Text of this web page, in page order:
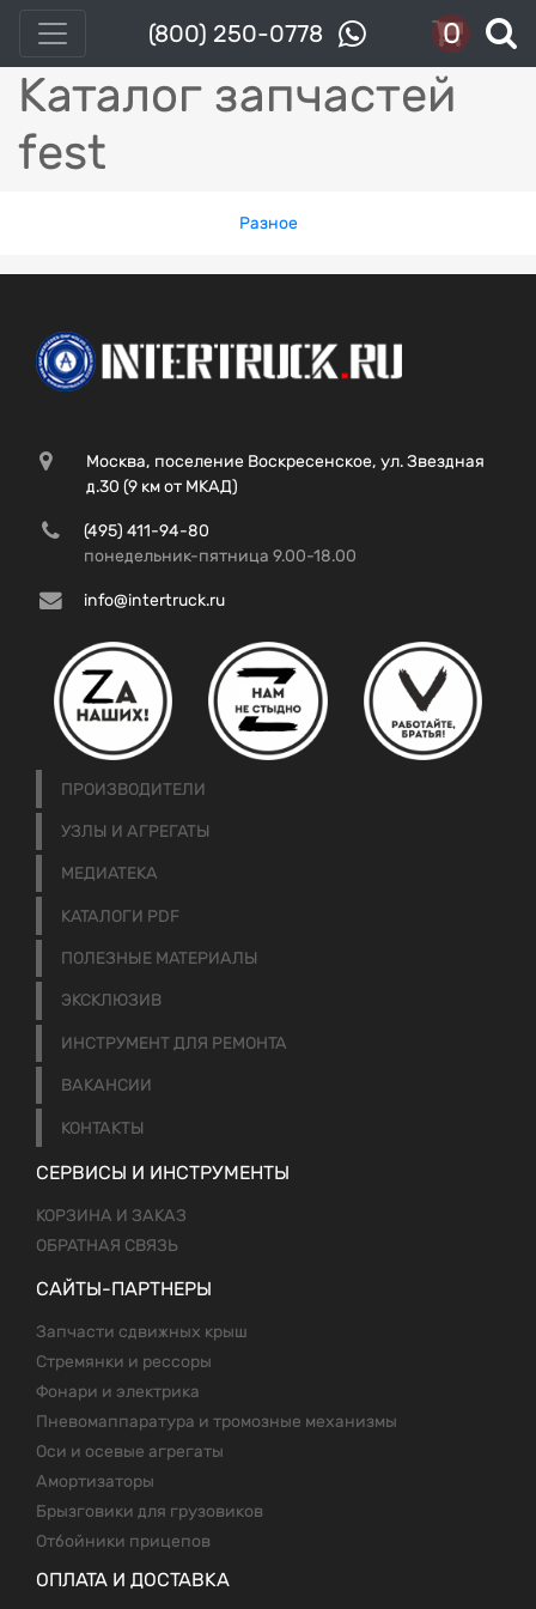
(800) 250-0778 0
Каталог запчастей
fest
Разное
Москва, поселение Воскресенское, ул. Звездная
д.30 (9 км от МКАД)
(495) 411-94-80
понедельник-пятница 9.00-18.00
info@intertruck.ru
ПРОИЗВОДИТЕЛИ
УЗЛЫ И АГРЕГАТЫ
МЕДИАТЕКА
КАТАЛОГИ PDF
ПОЛЕЗНЫЕ МАТЕРИАЛЫ
ЭКСКЛЮЗИВ
ИНСТРУМЕНТ ДЛЯ РЕМОНТА
ВАКАНСИИ
КОНТАКТЫ
СЕРВИСЫ И ИНСТРУМЕНТЫ
КОРЗИНА И ЗАКАЗ
ОБРАТНАЯ СВЯЗЬ
САЙТЫ-ПАРТНЕРЫ
Запчасти сдвижных крыш
Стремянки и рессоры
Фонари и электрика
Пневомаппаратура и тромозные механизмы
Оси и осевые агрегаты
Амортизаторы
Брызговики для грузовиков
Отбойники прицепов
ОПЛАТА И ДОСТАВКА